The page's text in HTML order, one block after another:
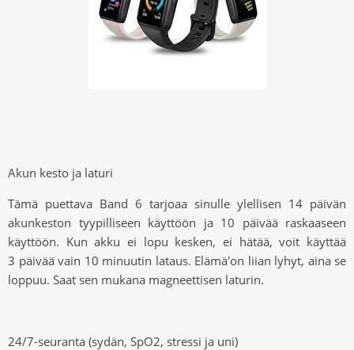
Akun kesto ja laturi
Tämä puettava Band 6 tarjoaa sinulle ylellisen 14 päivän
akunkeston tyypilliseen käyttöön ja 10 päivää raskaaseen
käyttöön. Kun akku ei lopu kesken, ei hätää, voit käyttää
3 päivää vain 10 minuutin lataus. Elämä'on liian lyhyt, aina se
loppuu. Saat sen mukana magneettisen laturin.
24/7-seuranta (sydän, SpO2, stressi ja uni)